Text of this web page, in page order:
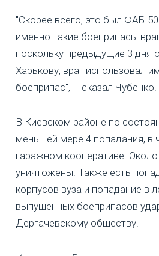
"Скорее всего, это был ФАБ-
именно такие боеприпасы
поскольку предыдущие 3 дня
Харькову, враг использовал
боеприпас", – сказал Чубенко.
В Киевском районе по
меньшей мере 4 попадания, в
гаражном кооперативе.
уничтожены. Также есть
корпусов вуза и попадание в
выпущенных боеприпасов
Дергачевскому обществу.